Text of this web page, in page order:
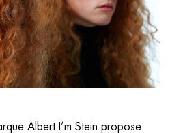
Albert I’m Stein propose